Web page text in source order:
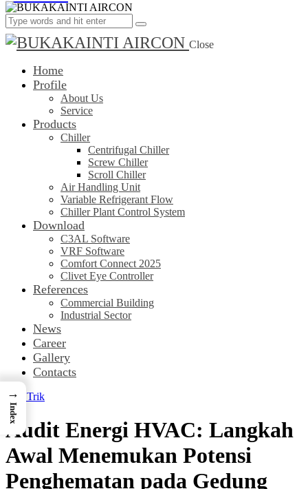
Close
Home
Profile
About Us
Service
Products
Chiller
Centrifugal Chiller
Screw Chiller
Scroll Chiller
Air Handling Unit
Variable Refrigerant Flow
Chiller Plant Control System
Download
C3AL Software
VRF Software
Comfort Connect 2025
Clivet Eye Controller
References
Commercial Building
Industrial Sector
News
Career
Gallery
Contacts
Tips Trik
Audit Energi HVAC: Langkah
Awal Menemukan Potensi
Penghematan pada Gedung
→
Index